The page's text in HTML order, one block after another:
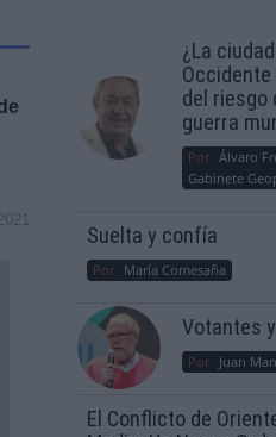
¿La
del riesgo
guerra
Por Álvaro
Gabinete
Suelta y confía
Por María Comesaña
Votantes
Por Juan
El Conflicto de